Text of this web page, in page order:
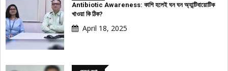
Antibiotic Awareness: কাশি হলেই ঘন ঘন অ্যান্টিবায়োটিক
খাওয়া কি ঠিক?
April 18, 2025